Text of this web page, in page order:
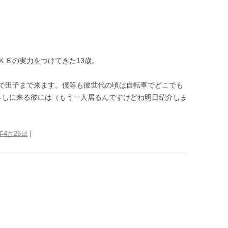
８の実力をつけてきた13歳。
田子まで来ます。僕等も彼世代の頃は自転車でどこでも
に来る彼には（もう一人居るんですけどね明日紹介しま
4月26日